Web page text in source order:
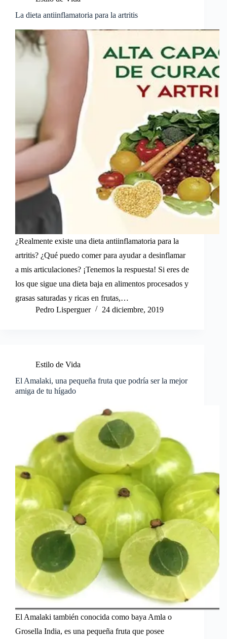
La dieta antiinflamatoria para la artritis
¿Realmente existe una dieta antiinflamatoria para la
artritis? ¿Qué puedo comer para ayudar a desinflamar
a mis articulaciones? ¡Tenemos la respuesta! Si eres de
los que sigue una dieta baja en alimentos procesados y
grasas saturadas y ricas en frutas,…
Pedro Lisperguer
24 diciembre, 2019
Estilo de Vida
El Amalaki, una pequeña fruta que podría ser la mejor
amiga de tu hígado
El Amalaki también conocida como baya Amla o
Grosella India, es una pequeña fruta que posee